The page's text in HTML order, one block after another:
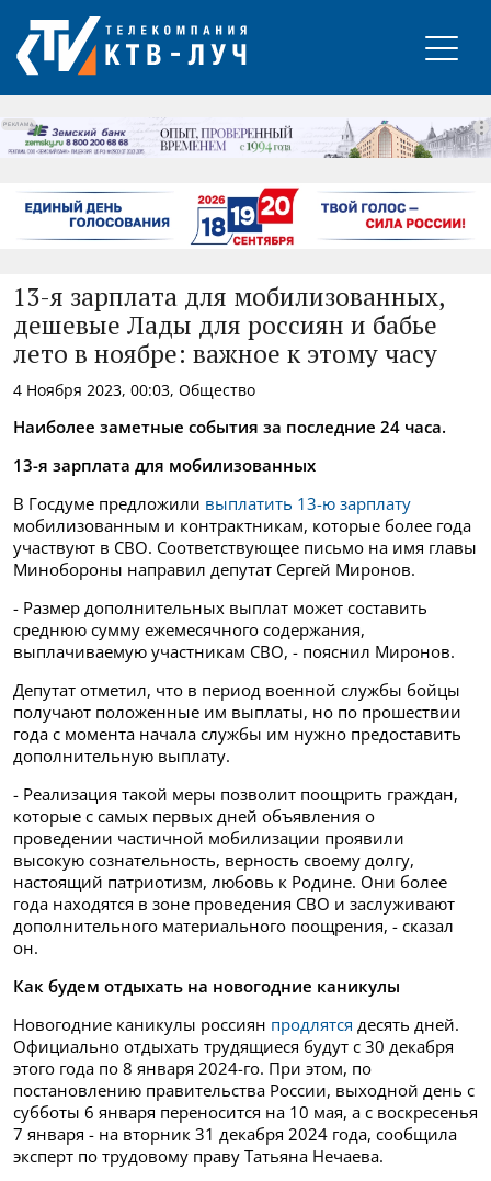
РЕКЛАМА
13-я зарплата для мобилизованных,
дешевые Лады для россиян и бабье
лето в ноябре: важное к этому часу
4 Ноября 2023, 00:03, Общество
Наиболее заметные события за последние 24 часа.
13-я зарплата для мобилизованных
В Госдуме предложили выплатить 13-ю зарплату
мобилизованным и контрактникам, которые более года
участвуют в СВО. Соответствующее письмо на имя главы
Минобороны направил депутат Сергей Миронов.
- Размер дополнительных выплат может составить
среднюю сумму ежемесячного содержания,
выплачиваемую участникам СВО, - пояснил Миронов.
Депутат отметил, что в период военной службы бойцы
получают положенные им выплаты, но по прошествии
года с момента начала службы им нужно предоставить
дополнительную выплату.
- Реализация такой меры позволит поощрить граждан,
которые с самых первых дней объявления о
проведении частичной мобилизации проявили
высокую сознательность, верность своему долгу,
настоящий патриотизм, любовь к Родине. Они более
года находятся в зоне проведения СВО и заслуживают
дополнительного материального поощрения, - сказал
он.
Как будем отдыхать на новогодние каникулы
Новогодние каникулы россиян продлятся десять дней.
Официально отдыхать трудящиеся будут с 30 декабря
этого года по 8 января 2024-го. При этом, по
постановлению правительства России, выходной день с
субботы 6 января переносится на 10 мая, а с воскресенья
7 января - на вторник 31 декабря 2024 года, сообщила
эксперт по трудовому праву Татьяна Нечаева.